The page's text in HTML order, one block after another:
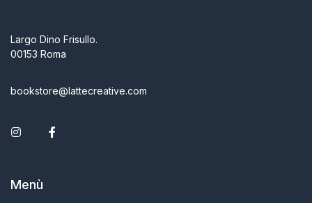
Largo Dino Frisullo.
00153 Roma
bookstore@lattecreative.com
Instagram
Menù